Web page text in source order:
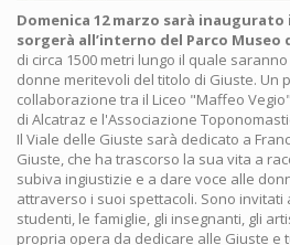
Domenica 12 marzo sarà inaugurato
sorgerà all’interno del Parco Museo
di circa 1500 metri lungo il quale
donne meritevoli del titolo di Giuste. Un
collaborazione tra il Liceo "Maffeo
di Alcatraz e l'Associazione
Il Viale delle Giuste sarà dedicato a
Giuste, che ha trascorso la sua vita a
subiva ingiustizie e a dare voce alle
attraverso i suoi spettacoli. Sono invitati
studenti, le famiglie, gli insegnanti, gli
propria opera da dedicare alle Giuste e